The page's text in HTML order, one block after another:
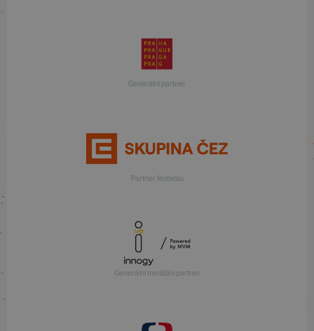
Generální partner
Partner festivalu
Generální mediální partner